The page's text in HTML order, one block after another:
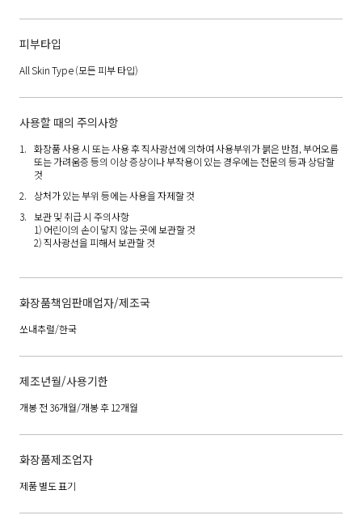
피부타입
All Skin Type(모든 피부 타입)
사용할 때의 주의사항
화장품 사용 시 또는 사용 후 직사광선에 의하여 사용부위가 붉은 반점, 부어오름
또는 가려움증 등의 이상 증상이나 부작용이 있는 경우에는 전문의 등과 상담할
것
상처가 있는 부위 등에는 사용을 자제할 것
보관 및 취급 시 주의사항
1) 어린이의 손이 닿지 않는 곳에 보관할 것
2) 직사광선을 피해서 보관할 것
화장품책임판매업자/제조국
쏘내추럴/한국
제조년월/사용기한
개봉 전 36개월/개봉 후 12개월
화장품제조업자
제품 별도 표기